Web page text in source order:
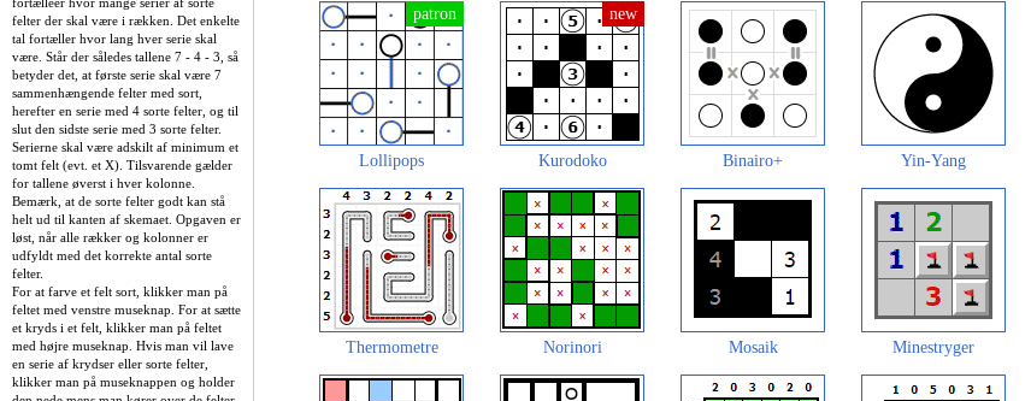
felter der skal være i rækken. Det enkelte
tal fortæller hvor lang hver serie skal
være. Står der således tallene 7 - 4 - 3, så
betyder det, at første serie skal være 7
sammenhængende felter med sort,
herefter en serie med 4 sorte felter, og til
slut den sidste serie med 3 sorte felter.
Serierne skal være adskilt af minimum et
tomt felt (evt. et X). Tilsvarende gælder
for tallene øverst i hver kolonne.
Bemærk, at de sorte felter godt kan stå
helt ud til kanten af skemaet. Opgaven er
løst, når alle rækker og kolonner er
udfyldt med det korrekte antal sorte
felter.
For at farve et felt sort, klikker man på
feltet med venstre museknap. For at sætte
et kryds i et felt, klikker man på feltet
med højre museknap. Hvis man vil lave
en serie af krydser eller sorte felter,
klikker man på museknappen og holder
Lollipops Kurodoko Binairo+ Yin-Yang
Thermometre Norinori Mosaik Minestryger